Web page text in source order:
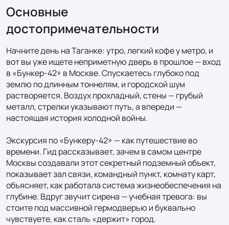
Основные
достопримечательности
Начните день на Таганке: утро, легкий кофе у метро, и
вот вы уже ищете неприметную дверь в прошлое — вход
в «Бункер‑42» в Москве. Спускаетесь глубоко под
землю по длинным тоннелям, и городской шум
растворяется. Воздух прохладный, стены — грубый
металл, стрелки указывают путь, а впереди —
настоящая история холодной войны.
Экскурсия по «Бункеру‑42» — как путешествие во
времени. Гид рассказывает, зачем в самом центре
Москвы создавали этот секретный подземный объект,
показывает зал связи, командный пункт, комнату карт,
объясняет, как работала система жизнеобеспечения на
глубине. Вдруг звучит сирена — учебная тревога: вы
стоите под массивной гермодверью и буквально
чувствуете, как сталь «держит» город.